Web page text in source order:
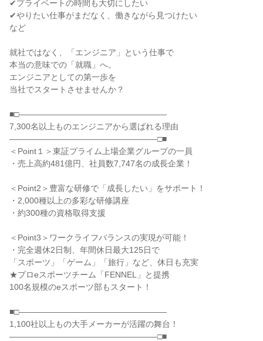
✔プライベートの時間も大切にしたい
✔やりたい仕事がまだなく、働きながら見つけたい
など
就社ではなく、「エンジニア」という仕事で
本当の意味での「就職」へ。
エンジニアとしての第一歩を
当社でスタートさせませんか？
■□――――――――――――――――――
7,300名以上ものエンジニアから選ばれる理由
――――――――――――――――――□■
＜Point１＞東証プライム上場企業グループの一員
・売上高約481億円、社員数7,747名の成長企業！
＜Point2＞豊富な研修で「成長したい」をサポート！
・2,000種以上の多彩な研修講座
・約300種の資格取得支援
＜Point3＞ワークライフバランスの実現が可能！
・完全週休2日制、年間休日最大125日で
「スポーツ」「ゲーム」「旅行」など、休日も充実
★プロeスポーツチーム「FENNEL」と提携
100名規模のeスポーツ部もスタート！
■□――――――――――――――――――
1,100社以上もの大手メーカーが活躍の舞台！
――――――――――――――――――□■